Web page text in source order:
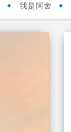
我是阿舍